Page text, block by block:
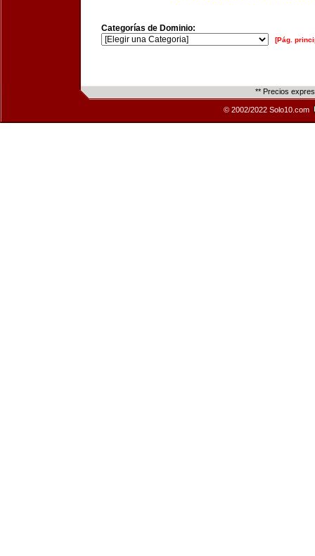
Categorías de Dominio:
[Pág.
** Precios
© 2002/2022 Solo10.com